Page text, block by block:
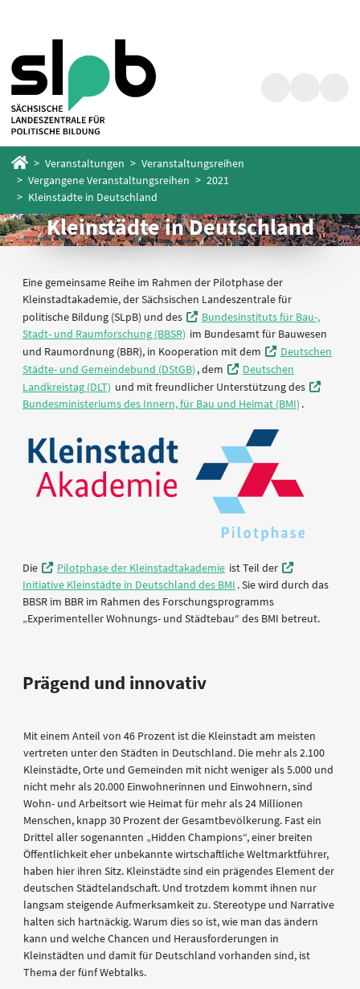
springen
springen
Startseite
Veranstaltungen
Veranstaltungsreihen
Vergangene Veranstaltungsreihen
2021
Kleinstädte in Deutschland
Kleinstädte in Deutschland
Eine gemeinsame Reihe im Rahmen der Pilotphase der
Kleinstadtakademie, der Sächsischen Landeszentrale für
politische Bildung (SLpB) und des
Bundesinstituts für Bau-,
Stadt- und Raumforschung (BBSR) im Bundesamt für Bauwesen
und Raumordnung (BBR), in Kooperation mit dem
Deutschen
Städte- und Gemeindebund (DStGB) , dem
Deutschen
Landkreistag (DLT) und mit freundlicher Unterstützung des
Bundesministeriums des Innern, für Bau und Heimat (BMI) .
Die Pilotphase der Kleinstadtakademie ist Teil der
Initiative Kleinstädte in Deutschland des BMI . Sie wird durch das
BBSR im BBR im Rahmen des Forschungsprogramms
„Experimenteller Wohnungs- und Städtebau“ des BMI betreut.
Prägend und innovativ
Mit einem Anteil von 46 Prozent ist die Kleinstadt am meisten
vertreten unter den Städten in Deutschland. Die mehr als 2.100
Kleinstädte, Orte und Gemeinden mit nicht weniger als 5.000 und
nicht mehr als 20.000 Einwohnerinnen und Einwohnern, sind
Wohn- und Arbeitsort wie Heimat für mehr als 24 Millionen
Menschen, knapp 30 Prozent der Gesamtbevölkerung. Fast ein
Drittel aller sogenannten „Hidden Champions“, einer breiten
Öffentlichkeit eher unbekannte wirtschaftliche Weltmarktführer,
haben hier ihren Sitz. Kleinstädte sind ein prägendes Element der
deutschen Städtelandschaft. Und trotzdem kommt ihnen nur
langsam steigende Aufmerksamkeit zu. Stereotype und Narrative
halten sich hartnäckig. Warum dies so ist, wie man das ändern
kann und welche Chancen und Herausforderungen in
Kleinstädten und damit für Deutschland vorhanden sind, ist
Thema der fünf Webtalks.